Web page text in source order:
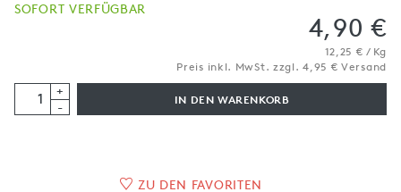
SOFORT VERFÜGBAR
4,90 €
12,25 € / Kg
Preis inkl. MwSt. zzgl. 4,95 € Versand
+
-
IN DEN WARENKORB
ZU DEN FAVORITEN